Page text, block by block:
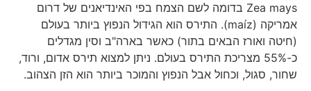
Zea mays בדומה לשם הצמח בפי האינדיאנים של דרום
אמריקה (maíz). התירס הוא הגידול הנפוץ ביותר בעולם
(חיטה ואורז הבאים בתור) כאשר בארה"ב וסין מגדלים
כ-55% מצריכת התירס בעולם. ניתן למצוא תירס אדום, ורוד,
שחור, סגול, וכחול אבל הנפוץ והמוכר ביותר הוא הזן הצהוב.